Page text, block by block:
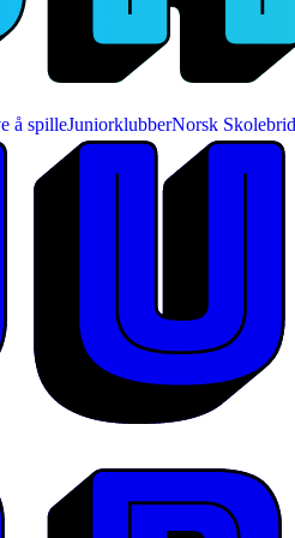
å spilleJuniorklubberNorsk